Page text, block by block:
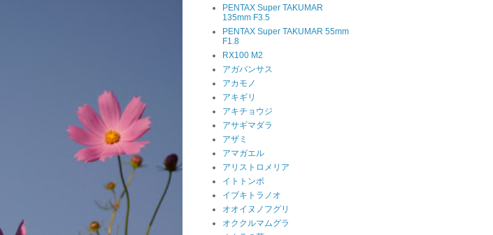
PENTAX Super TAKUMAR
135mm F3.5
PENTAX Super TAKUMAR 55mm
F1.8
RX100 M2
アガパンサス
アカモノ
アキギリ
アキチョウジ
アサギマダラ
アザミ
アマガエル
アリストロメリア
イトトンボ
イブキトラノオ
オオイヌノフグリ
オククルマムグラ